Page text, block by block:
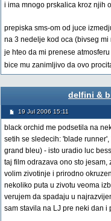
i ima mnogo prskalica kroz njih
prepiska sms-om od juce
na 3 nedelje kod oca (bivseg
je hteo da mi prenese atmosferu
bice mu zanimljivo da ovo
delfini &
19 Jul 2006 15:11
black orchid me podsetila na
setih se sledecih: 'blade
grand bleu) - isto uradio luc
taj film odrazava ono sto
volim zivotinje i prirodno
nekoliko puta u zivotu veoma
verujem da spadaju u
sam stavila na LJ pre neki dan i